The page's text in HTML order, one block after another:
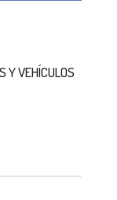
Y VEHÍCULOS